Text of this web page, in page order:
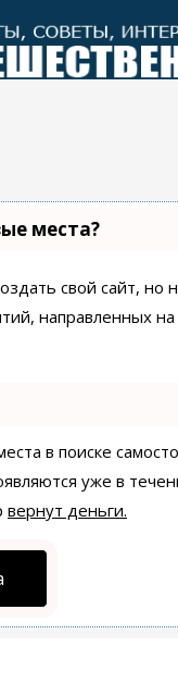
места?
свой сайт,
направленных
в поиске
уже в
вернут деньги.